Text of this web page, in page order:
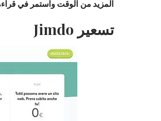
المزيد من الوقت واستمر في
تسعير Jimdo